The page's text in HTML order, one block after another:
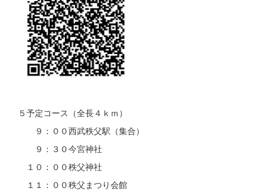
５予定コース（全長４ｋｍ）
９：００西武秩父駅（集合）
９：３０今宮神社
１０：００秩父神社
１１：００秩父まつり会館